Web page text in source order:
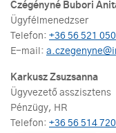
Czégényné Bubori
Ügyfélmenedzser
Telefon: +36 56 521 050
E-mail:
Karkusz Zsuzsanna
Ügyvezető asszisztens
Pénzügy, HR
Telefon: +36 56 514 720